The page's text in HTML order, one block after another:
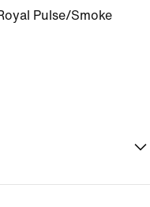
Pulse/Smoke